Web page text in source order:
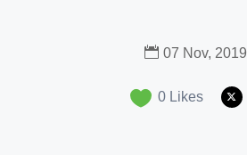
07 Nov, 2019
0Likes